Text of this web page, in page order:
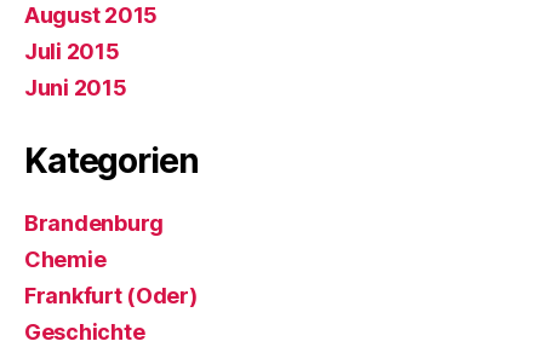
August 2015
Juli 2015
Juni 2015
Kategorien
Brandenburg
Chemie
Frankfurt (Oder)
Geschichte